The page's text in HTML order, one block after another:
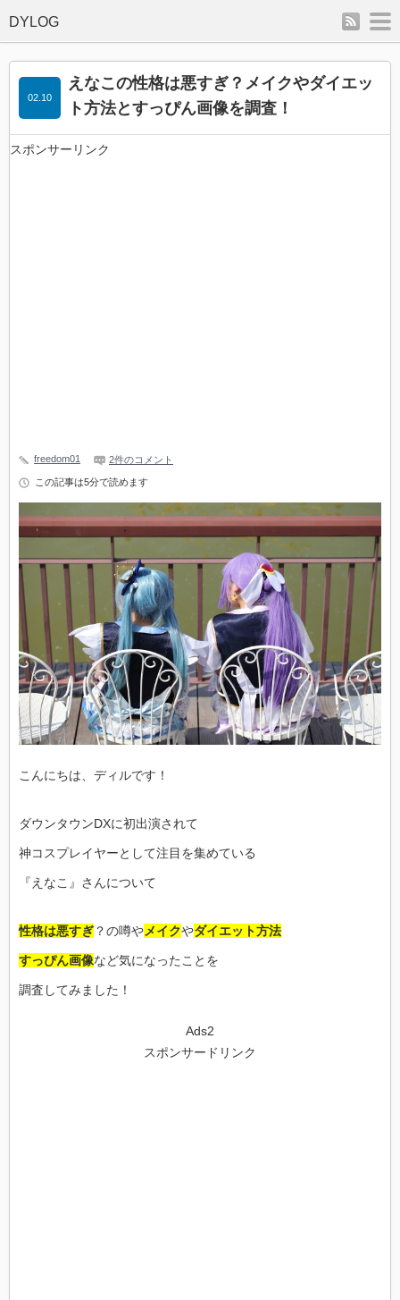
rss
えなこの性格は悪すぎ？メイクやダイエッ
ト方法とすっぴん画像を調査！
02.10
スポンサーリンク
freedom01 2件のコメント
この記事は5分で読めます
こんにちは、ディルです！
ダウンタウンDXに初出演されて
神コスプレイヤーとして注目を集めている
『えなこ』さんについて
性格は悪すぎ ？の噂やメイクやダイエット方法
すっぴん画像など気になったことを
調査してみました！
Ads2
スポンサードリンク